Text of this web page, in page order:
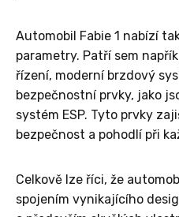
Automobil Fabie 1 nabízí
parametry. Patří sem
řízení, moderní brzdový
bezpečnostní prvky, jako
systém ESP. Tyto prvky
bezpečnost a pohodlí při
Celkově lze říci, že
spojením vynikajícího